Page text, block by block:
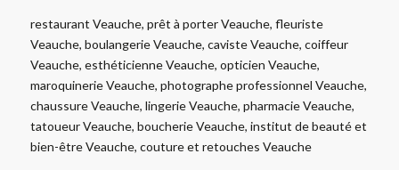
restaurant Veauche, prêt à porter Veauche, fleuriste
Veauche, boulangerie Veauche, caviste Veauche, coiffeur
Veauche, esthéticienne Veauche, opticien Veauche,
maroquinerie Veauche, photographe professionnel Veauche,
chaussure Veauche, lingerie Veauche, pharmacie Veauche,
tatoueur Veauche, boucherie Veauche, institut de beauté et
bien-être Veauche, couture et retouches Veauche